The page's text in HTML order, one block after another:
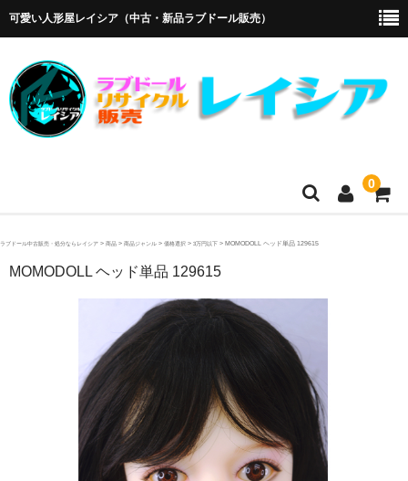
可愛い人形屋レイシア（中古・新品ラブドール販売）
0
ホーム
メーカー・販売代理店
アルテトキオ
フレンド技研（ミクロメイド）
人造人RZR DOLL
ラブドール中古販売・処分ならレイシア > 商品 > 商品ジャンル > 価格選択 > 3万円以下 > MOMODOLL ヘッド単品 129615
MOMODOLL ヘッド単品 129615